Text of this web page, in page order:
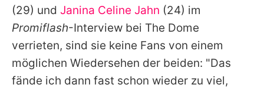
(29) und Janina Celine Jahn (24) im
Promiflash-Interview bei The Dome
verrieten, sind sie keine Fans von einem
möglichen Wiedersehen der beiden: "Das
fände ich dann fast schon wieder zu viel,